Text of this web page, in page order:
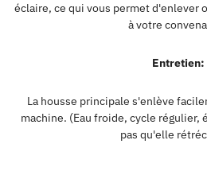
éclaire, ce qui vous permet d'enlever
à votre
Entretien:
La housse principale s'enlève
machine. (Eau froide, cycle régulier,
pas qu'elle